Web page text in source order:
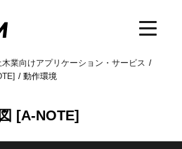
木業向けアプリケーション・サービス
動作環境
[A-NOTE]